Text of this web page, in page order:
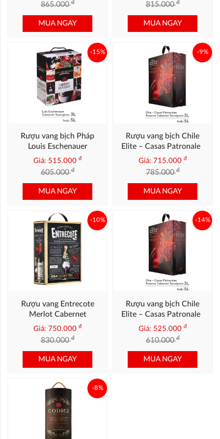
865.000đ
MUA NGAY
815.000đ
MUA NGAY
Rượu vang bịch Pháp
Louis Eschenauer
Cabernet Sauvignon 3L
Giá: 515.000 đ
605.000đ
-15%
MUA NGAY
Rượu vang bịch Chile
Elite – Casas Patronales
Reserva Cabernet
Sauvignon 5L
Giá: 715.000 đ
785.000đ
-9%
MUA NGAY
Rượu vang Entrecote
Merlot Cabernet
Sauvignon 3L (14%)
Giá: 750.000 đ
830.000đ
-10%
MUA NGAY
Rượu vang bịch Chile
Elite – Casas Patronales
Reserva Cabernet
Sauvignon 3L (13,5%)
Giá: 525.000 đ
610.000đ
-14%
MUA NGAY
-8%